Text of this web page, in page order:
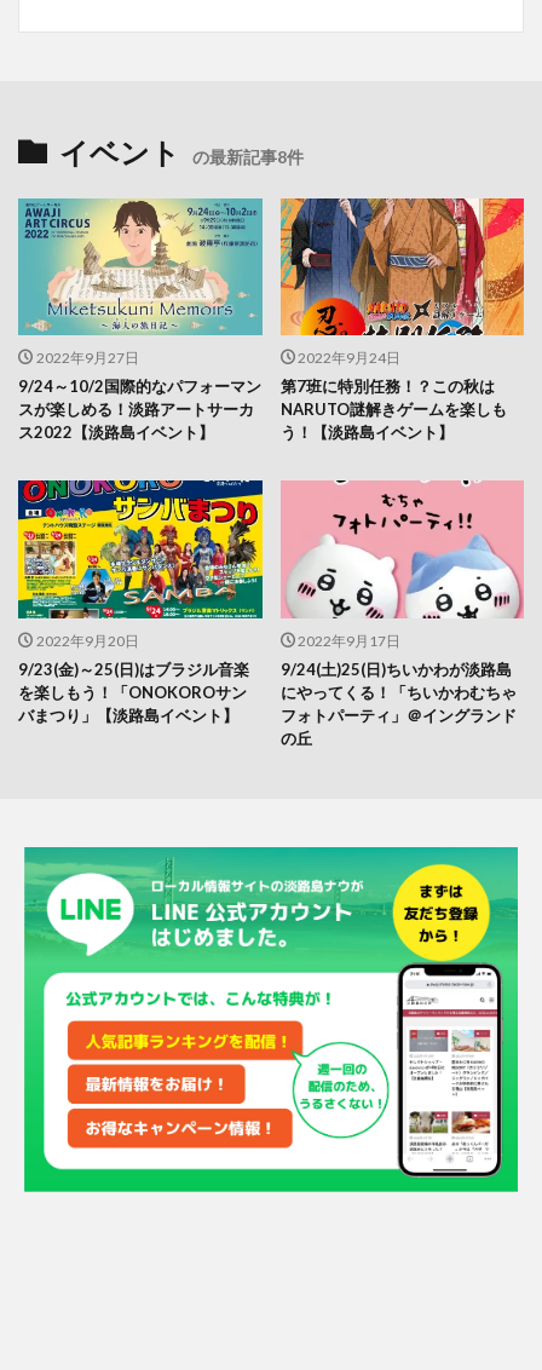
イベント の最新記事8件
2022年9月27日
9/24～10/2国際的なパフォーマン
スが楽しめる！淡路アートサーカ
ス2022【淡路島イベント】
2022年9月24日
第7班に特別任務！？この秋は
NARUTO謎解きゲームを楽しも
う！【淡路島イベント】
2022年9月20日
9/23(金)～25(日)はブラジル音楽
を楽しもう！「ONOKOROサン
バまつり」【淡路島イベント】
2022年9月17日
9/24(土)25(日)ちいかわが淡路島
にやってくる！「ちいかわむちゃ
フォトパーティ」＠イングランド
の丘